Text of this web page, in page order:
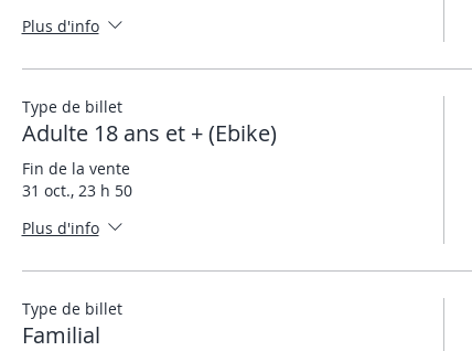
Plus d'info
Type de billet
Adulte 18 ans et + (Ebike)
Fin de la vente
31 oct., 23 h 50
Plus d'info
Type de billet
Familial